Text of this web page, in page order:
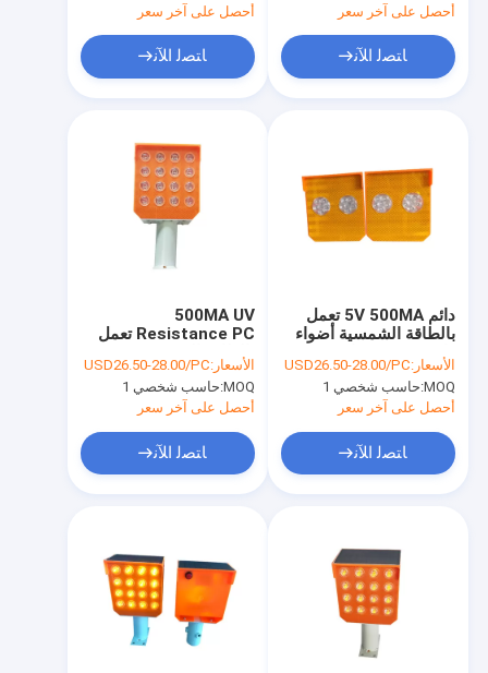
منتجات
عرض الواقع الافتراضي
معلومات عنا
أحصل على آخر سعر
ﺎﺘﺼﻟ ﺍﻶﻧ
أحصل على آخر سعر
ﺎﺘﺼﻟ ﺍﻶﻧ
500MA UV
Resistance PC تعمل
بالطاقة الشمسية ضوء
ستروب ، أضواء برتقالية
في الهواء الطلق للطاقة
الشمسية
الأسعار:USD26.50-28.00/PC
MOQ: حاسب شخصي 1
أحصل على آخر سعر
ﺎﺘﺼﻟ ﺍﻶﻧ
دائم 5V 500MA تعمل
بالطاقة الشمسية أضواء
أضواء حديقة للطاقة
الشمسية
الأسعار:USD26.50-28.00/PC
MOQ: حاسب شخصي 1
أحصل على آخر سعر
ﺎﺘﺼﻟ ﺍﻶﻧ